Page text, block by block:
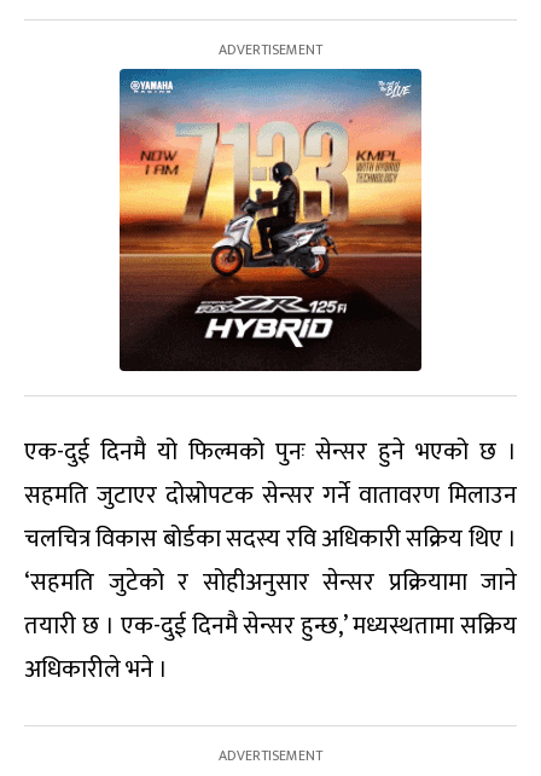
एक-दुई दिनमै यो फिल्मको पुनः सेन्सर हुने भएको छ ।
सहमति जुटाएर दोस्रोपटक सेन्सर गर्ने वातावरण मिलाउन
चलचित्र विकास बोर्डका सदस्य रवि अधिकारी सक्रिय थिए ।
‘सहमति जुटेको र सोहीअनुसार सेन्सर प्रक्रियामा जाने
तयारी छ । एक-दुई दिनमै सेन्सर हुन्छ,’ मध्यस्थतामा सक्रिय
अधिकारीले भने ।